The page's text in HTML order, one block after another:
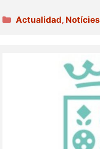
Categories
Actualidad, Notícies